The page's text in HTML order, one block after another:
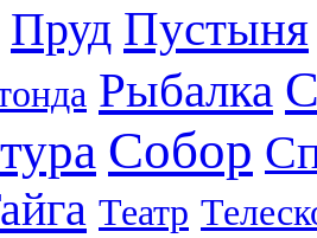
Пруд Пустыня
Рыбалка
Собор
Театр